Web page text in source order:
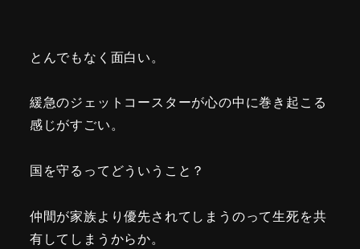
とんでもなく面白い。
緩急のジェットコースターが心の中に巻き起こる
感じがすごい。
国を守るってどういうこと？
仲間が家族より優先されてしまうのって生死を共
有してしまうからか。